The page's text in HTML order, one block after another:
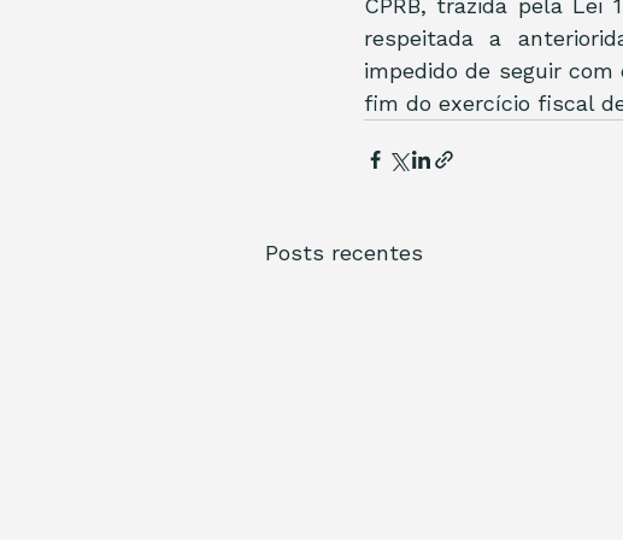
CPRB, trazida pela Lei
respeitada a
impedido de seguir
fim do exercício fiscal
Posts recentes